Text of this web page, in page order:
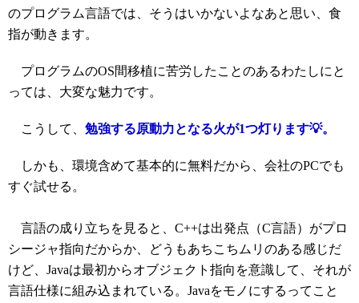
のプログラム言語では、そうはいかないよなあと思い、食
指が動きます。
プログラムのOS間移植に苦労したことのあるわたしにと
っては、大変な魅力です。
こうして、 勉強する原動力となる火が1つ灯ります💡。
しかも、環境含めて基本的に無料だから、会社のPCでも
すぐ試せる。
言語の成り立ちを見ると、C++は出発点（C言語）がプロ
シージャ指向だからか、どうもあちこちムリのある感じだ
けど、Javaは最初からオブジェクト指向を意識して、それが
言語仕様に組み込まれている。Javaをモノにするってこと